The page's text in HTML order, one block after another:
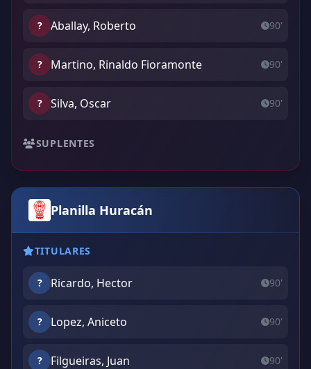
? Aballay, Roberto 90'
? Martino, Rinaldo Fioramonte 90'
? Silva, Oscar 90'
SUPLENTES
Planilla Huracán
TITULARES
? Ricardo, Hector 90'
? Lopez, Aniceto 90'
? Filgueiras, Juan 90'